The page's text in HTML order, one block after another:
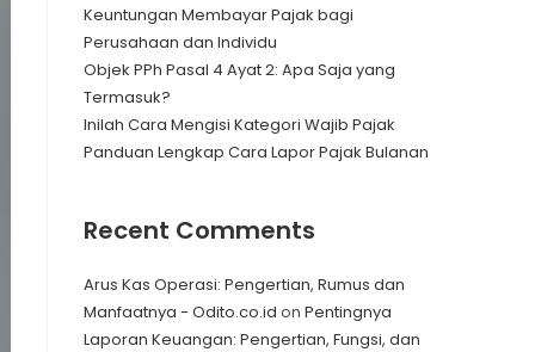
Keuntungan Membayar Pajak bagi
Perusahaan dan Individu
Objek PPh Pasal 4 Ayat 2: Apa Saja yang
Termasuk?
Inilah Cara Mengisi Kategori Wajib Pajak
Panduan Lengkap Cara Lapor Pajak Bulanan
Recent Comments
Arus Kas Operasi: Pengertian, Rumus dan
Manfaatnya - Odito.co.id on Pentingnya
Laporan Keuangan: Pengertian, Fungsi, dan